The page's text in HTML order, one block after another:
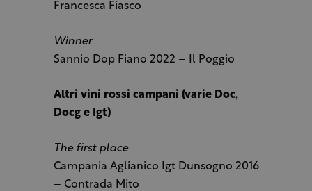
Francesca Fiasco
Winner
Sannio Dop Fiano 2022 – Il Poggio
Altri vini rossi campani (varie Doc,
Docg e Igt)
The first place
Campania Aglianico Igt Dunsogno 2016
– Contrada Mito